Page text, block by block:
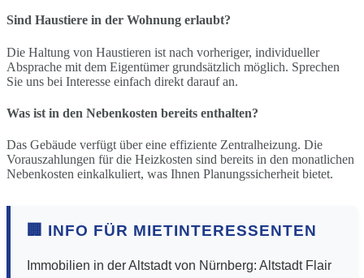
Sind Haustiere in der Wohnung erlaubt?
Die Haltung von Haustieren ist nach vorheriger, individueller
Absprache mit dem Eigentümer grundsätzlich möglich. Sprechen
Sie uns bei Interesse einfach direkt darauf an.
Was ist in den Nebenkosten bereits enthalten?
Das Gebäude verfügt über eine effiziente Zentralheizung. Die
Vorauszahlungen für die Heizkosten sind bereits in den monatlichen
Nebenkosten einkalkuliert, was Ihnen Planungssicherheit bietet.
🏢 INFO FÜR MIETINTERESSENTEN
Immobilien in der Altstadt von Nürnberg: Altstadt Flair